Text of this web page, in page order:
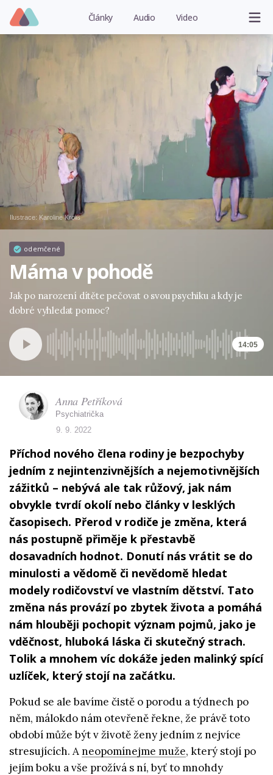
Články Audio Video
Ilustrace: Karoline Kroiß
odemčené
Máma v pohodě
Jak po narození dítěte pečovat o svou psychiku a kdy je
dobré vyhledat pomoc?
14:05
Příchod nového člena rodiny je bezpochyby
jedním z nejintenzivnějších a nejemotivnějších
zážitků – nebývá ale tak růžový, jak nám
obvykle tvrdí okolí nebo články v lesklých
časopisech. Přerod v rodiče je změna, která
nás postupně přiměje k přestavbě
dosavadních hodnot. Donutí nás vrátit se do
minulosti a vědomě či nevědomě hledat
modely rodičovství ve vlastním dětství. Tato
změna nás provází po zbytek života a pomáhá
nám hlouběji pochopit význam pojmů, jako je
vděčnost, hluboká láska či skutečný strach.
Tolik a mnohem víc dokáže jeden malinký spící
uzlíček, který stojí na začátku.
Pokud se ale bavíme čistě o porodu a týdnech po
něm, málokdo nám otevřeně řekne, že právě toto
období může být v životě ženy jedním z nejvíce
stresujících. Aneopomínejme muže, který stojí po
jejím boku a vše prožívá s ní, byť to mnohdy
Anna Petříková
Psychiatrička
9. 9. 2022